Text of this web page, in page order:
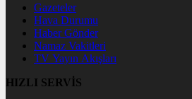
Gazeteler
Hava Durumu
Haber Gönder
Namaz Vakitleri
TV Yayın Akışları
HIZLI SERVİS